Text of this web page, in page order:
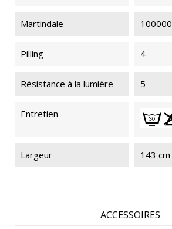
Martindale 100000
Pilling 4
Résistance à la lumière 5
Entretien
Largeur 143 cm
ACCESSOIRES